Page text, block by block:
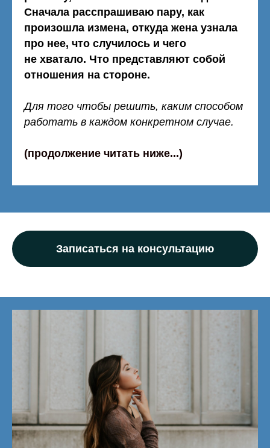
Сначала расспрашиваю пару, как
произошла измена, откуда жена узнала
про нее, что случилось и чего
не хватало. Что представляют собой
отношения на стороне.
Для того чтобы решить, каким способом
работать в каждом конкретном случае.
(продолжение читать ниже...)
Записаться на консультацию